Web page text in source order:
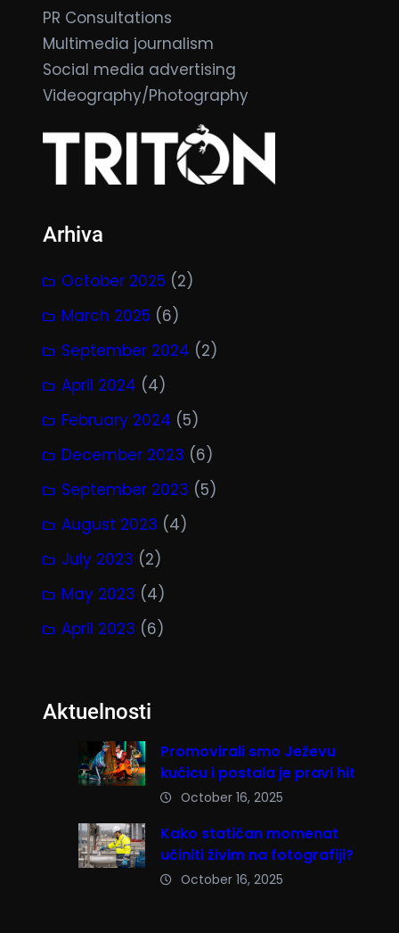
PR Consultations
Multimedia journalism
Social media advertising
Videography/Photography
Arhiva
October 2025 (2)
March 2025 (6)
September 2024 (2)
April 2024 (4)
February 2024 (5)
December 2023 (6)
September 2023 (5)
August 2023 (4)
July 2023 (2)
May 2023 (4)
April 2023 (6)
Aktuelnosti
Promovirali smo Ježevu
kućicu i postala je pravi hit
October 16, 2025
Kako statičan momenat
učiniti živim na fotografiji?
October 16, 2025